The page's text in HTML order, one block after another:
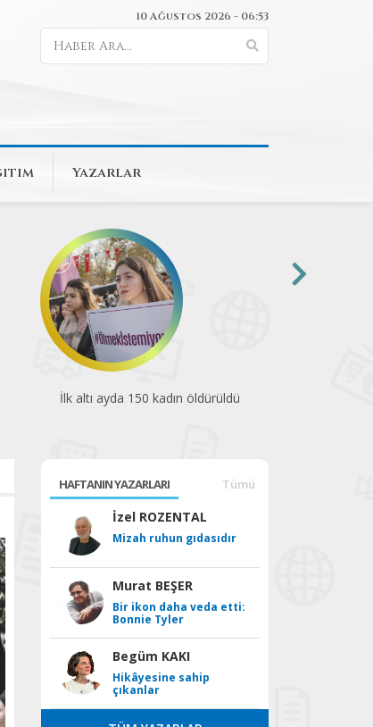
10 Ağustos 2026 - 06:53
Yazarlar
İlk altı ayda 150 kadın öldürüldü
HAFTANIN YAZARLARI Tümü
İzel ROZENTAL
Mizah ruhun gıdasıdır
Murat BEŞER
Bir ikon daha veda etti:
Bonnie Tyler
Begüm KAKI
Hikâyesine sahip
çıkanlar